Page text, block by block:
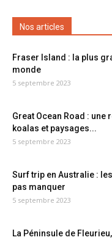
Nos articles
Fraser Island : la plus
monde
5 septembre 2023
Great Ocean Road : une
koalas et paysages...
5 septembre 2023
Surf trip en Australie :
pas manquer
5 septembre 2023
La Péninsule de